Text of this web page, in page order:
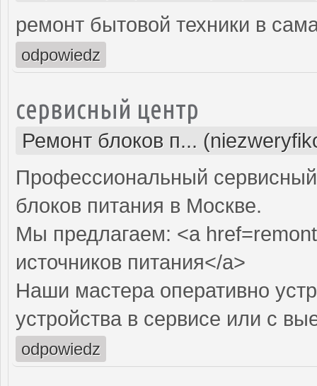
ремонт бытовой техники в
odpowiedz
сервисный центр
Ремонт блоков п...
Профессиональный
блоков питания в Москве.
Мы предлагаем: <a
источников питания</a>
Наши мастера оперативно
устройства в сервисе или с
odpowiedz